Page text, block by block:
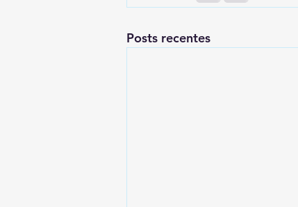
Posts recentes